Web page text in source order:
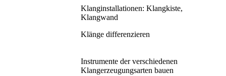
Klanginstallationen: Klangkiste,
Klangwand
Klänge differenzieren
Instrumente der verschiedenen
Klangerzeugungsarten bauen